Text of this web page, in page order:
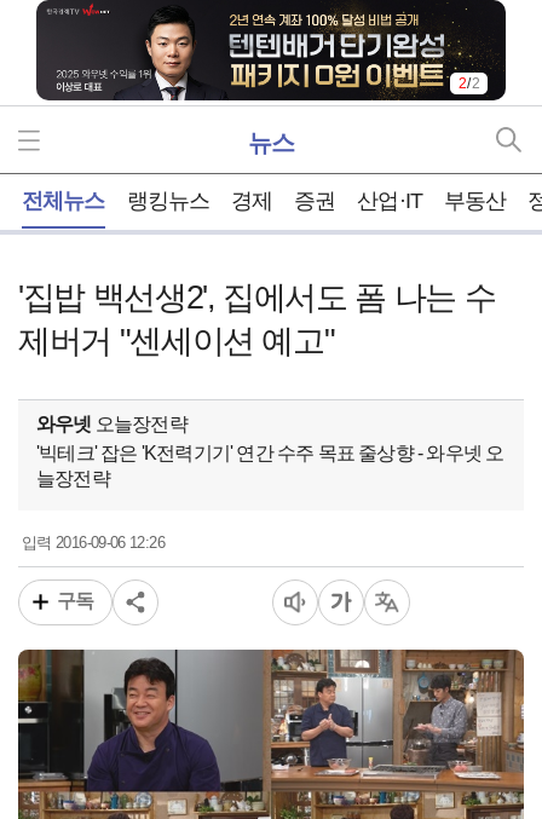
2/2
뉴스
전체뉴스 랭킹뉴스 경제 증권 산업·IT 부동산
'집밥 백선생2', 집에서도 폼 나는 수
제버거 "센세이션 예고"
와우넷 오늘장전략
'빅테크' 잡은 'K전력기기' 연간 수주 목표 줄상향 - 와우넷 오
늘장전략
입력 2016-09-06 12:26
구독